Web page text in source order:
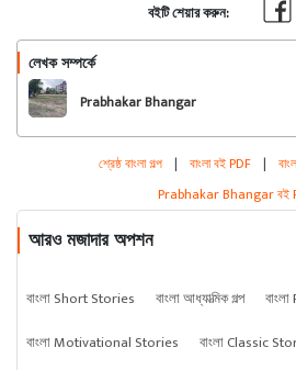
বইটি শেয়ার করুন:
লেখক সম্পর্কে
Prabhakar Bhangar
শ্রেষ্ঠ বাংলা গল্প | বাংলা বই PDF |
Prabhakar Bhangar বই
আরও মজাদার অপশন
বাংলা Short Stories বাংলা আধ্যাত্মিক গল্প
বাংলা Motivational Stories
বাংলা Classic